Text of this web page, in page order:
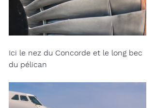
Ici le nez du Concorde et le long bec
du pélican